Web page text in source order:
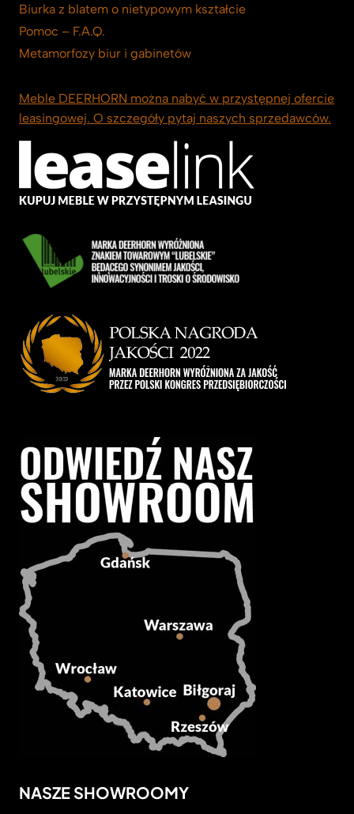
Biurka z blatem o nietypowym kształcie
Pomoc – F.A.Q.
Metamorfozy biur i gabinetów
Meble DEERHORN można nabyć w przystępnej ofercie
leasingowej. O szczegóły pytaj naszych sprzedawców.
NASZE SHOWROOMY